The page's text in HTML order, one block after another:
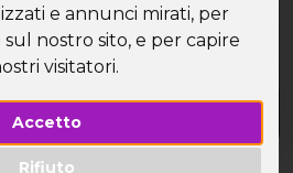
e annunci mirati, per
nostro sito, e per capire
visitatori.
Accetto
Rifiuto